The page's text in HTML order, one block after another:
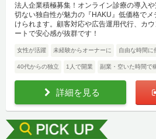
法人企業積極募集！オンライン診療の導入
切ない独自性が魅力の『HAKU』低価格で
けられます。顧客対応や広告運用代行、カ
ートで安心感が抜群です！
女性が活躍 未経験からオーナーに 自由な時間に
40代からの独立 1人で開業 副業・空いた時間で
詳細を見る